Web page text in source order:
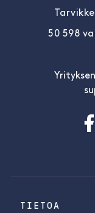
50 598
TIETOA